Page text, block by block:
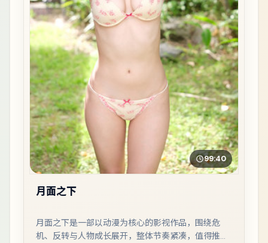
99:40
月面之下
月面之下是一部以动漫为核心的影视作品，围绕危
机、反转与人物成长展开，整体节奏紧凑，值得推荐